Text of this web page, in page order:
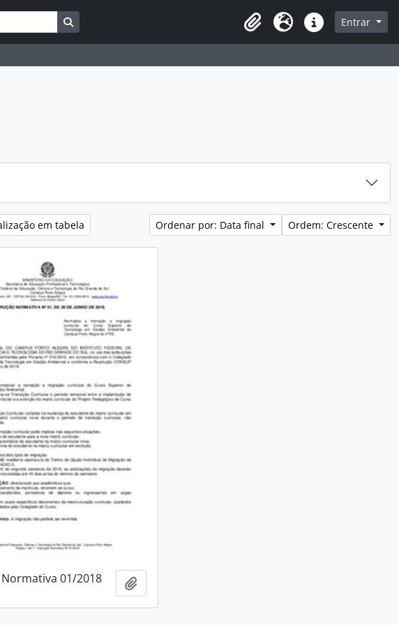
Busque na página de navegação
Idioma Atalhos Entrar
em tabela Ordenar por: Data final Ordem: Crescente
transferência01/2018 Adicionar a área de transferência